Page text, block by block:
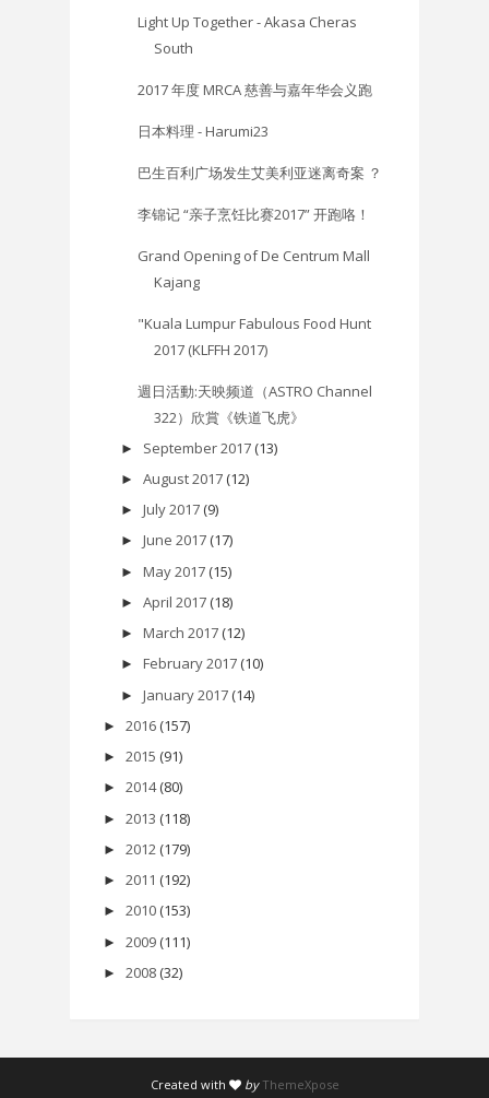
Light Up Together - Akasa Cheras
South
2017 年度 MRCA 慈善与嘉年华会义跑
日本料理 - Harumi23
巴生百利广场发生艾美利亚迷离奇案 ？
李锦记 “亲子烹饪比赛2017” 开跑咯！
Grand Opening of De Centrum Mall
Kajang
"Kuala Lumpur Fabulous Food Hunt
2017 (KLFFH 2017)
週日活動:天映频道（ASTRO Channel
322）欣賞《铁道飞虎》
► September 2017 (13)
► August 2017 (12)
► July 2017 (9)
► June 2017 (17)
► May 2017 (15)
► April 2017 (18)
► March 2017 (12)
► February 2017 (10)
► January 2017 (14)
► 2016 (157)
► 2015 (91)
► 2014 (80)
► 2013 (118)
► 2012 (179)
► 2011 (192)
► 2010 (153)
► 2009 (111)
► 2008 (32)
Created with by ThemeXpose